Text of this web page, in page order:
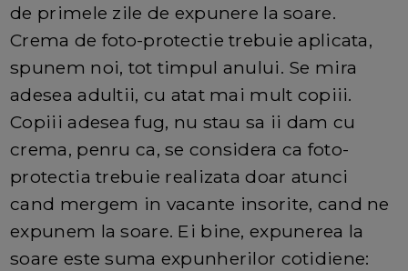
de primele zile de expunere la soare.
Crema de foto-protectie trebuie aplicata,
spunem noi, tot timpul anului. Se mira
adesea adultii, cu atat mai mult copiii.
Copiii adesea fug, nu stau sa ii dam cu
crema, penru ca, se considera ca foto-
protectia trebuie realizata doar atunci
cand mergem in vacante insorite, cand ne
expunem la soare. Ei bine, expunerea la
soare este suma expunherilor cotidiene: